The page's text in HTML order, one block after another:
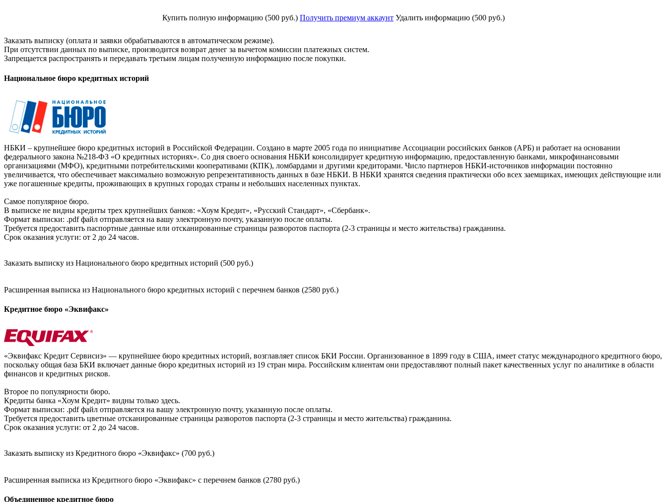
Купить полную информацию (500 руб.) Получить премиум аккаунт Удалить информацию (500 руб.)
Заказать выписку (оплата и заявки обрабатываются в автоматическом режиме).
При отсутствии данных по выписке, производится возврат денег за вычетом комиссии платежных систем.
Запрещается распространять и передавать третьим лицам полученную информацию после покупки.
Национальное бюро кредитных историй
НБКИ – крупнейшее бюро кредитных историй в Российской Федерации. Создано в марте 2005 года по инициативе Ассоциации российских банков (АРБ) и работает на основании
федерального закона №218-ФЗ «О кредитных историях». Со дня своего основания НБКИ консолидирует кредитную информацию, предоставленную банками, микрофинансовыми
организациями (МФО), кредитными потребительскими кооперативами (КПК), ломбардами и другими кредиторами. Число партнеров НБКИ-источников информации постоянно
увеличивается, что обеспечивает максимально возможную репрезентативность данных в базе НБКИ. В НБКИ хранятся сведения практически обо всех заемщиках, имеющих действующие или
уже погашенные кредиты, проживающих в крупных городах страны и небольших населенных пунктах.
Самое популярное бюро.
В выписке не видны кредиты трех крупнейших банков: «Хоум Кредит», «Русский Стандарт», «Сбербанк».
Формат выписки: .pdf файл отправляется на вашу электронную почту, указанную после оплаты.
Требуется предоставить паспортные данные или отсканированные страницы разворотов паспорта (2-3 страницы и место жительства) гражданина.
Срок оказания услуги: от 2 до 24 часов.
Заказать выписку из Национального бюро кредитных историй (500 руб.)
Расширенная выписка из Национального бюро кредитных историй с перечнем банков (2580 руб.)
Кредитное бюро «Эквифакс»
«Эквифакс Кредит Сервисиз» — крупнейшее бюро кредитных историй, возглавляет список БКИ России. Организованное в 1899 году в США, имеет статус международного кредитного бюро,
поскольку общая база БКИ включает данные бюро кредитных историй из 19 стран мира. Российским клиентам они предоставляют полный пакет качественных услуг по аналитике в области
финансов и кредитных рисков.
Второе по популярности бюро.
Кредиты банка «Хоум Кредит» видны только здесь.
Формат выписки: .pdf файл отправляется на вашу электронную почту, указанную после оплаты.
Требуется предоставить цветные отсканированные страницы разворотов паспорта (2-3 страницы и место жительства) гражданина.
Срок оказания услуги: от 2 до 24 часов.
Заказать выписку из Кредитного бюро «Эквифакс» (700 руб.)
Расширенная выписка из Кредитного бюро «Эквифакс» с перечнем банков (2780 руб.)
Объединенное кредитное бюро